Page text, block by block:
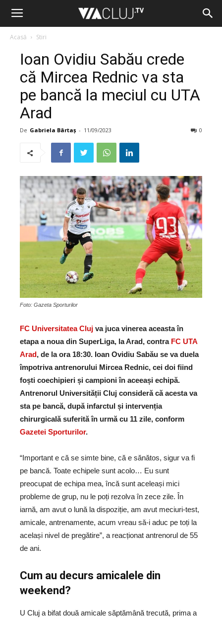
Acasă Stiri
Ioan Ovidiu Sabău crede
că Mircea Rednic va sta
pe bancă la meciul cu UTA
Arad
De Gabriela Bârtaș - 11/09/2023 0
Foto: Gazeta Sporturilor
FC Universitatea Cluj va juca vinerea aceasta în
etapa a noua din SuperLiga, la Arad, contra FC UTA
Arad, de la ora 18:30. Ioan Ovidiu Sabău se va duela
împotriva antrenorului Mircea Rednic, cei doi fiind
foști coechipieri și campioni în aceeași echipă.
Antrenorul Universității Cluj consideră că acesta va
sta pe bancă, după infarctul și intervenția
chirurgicală suferită în urmă cu 11 zile, conform
Gazetei Sporturilor.
“Important e că se simte bine, că e sănătos, sigur va fi
pe bancă. Toate echipele sunt acolo… Eu sunt
preocupat de echipa mea, încă sunt aceleași mici
probleme de grup, nu le poți rezolva în zece zile. În
iarnă, am avut o lună la dispoziție, am avut meciuri-test,
amicale, antrenamente, acum vreau să-i aduc pe toți la
același nivel de pregătire”, a reacționat antrenorul de 55
de ani.
Cum au decurs amicalele din
weekend?
U Cluj a bifat două amicale săptămână trecută, prima a